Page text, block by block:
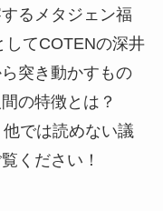
るメタジェン福
してCOTENの深井
突き動かすもの
の特徴とは？
では読めない議
ください！